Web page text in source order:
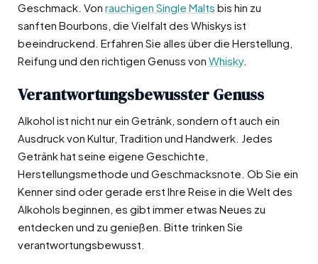
Geschmack. Von rauchigen Single Malts bis hin zu
sanften Bourbons, die Vielfalt des Whiskys ist
beeindruckend. Erfahren Sie alles über die Herstellung,
Reifung und den richtigen Genuss von Whisky.
Verantwortungsbewusster Genuss
Alkohol ist nicht nur ein Getränk, sondern oft auch ein
Ausdruck von Kultur, Tradition und Handwerk. Jedes
Getränk hat seine eigene Geschichte,
Herstellungsmethode und Geschmacksnote. Ob Sie ein
Kenner sind oder gerade erst Ihre Reise in die Welt des
Alkohols beginnen, es gibt immer etwas Neues zu
entdecken und zu genießen. Bitte trinken Sie
verantwortungsbewusst.